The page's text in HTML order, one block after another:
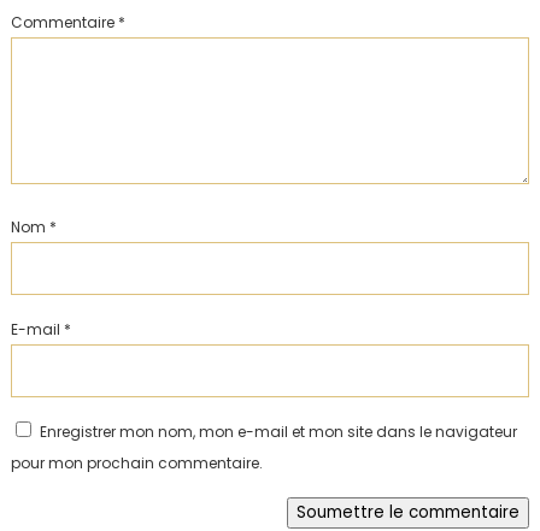
Commentaire *
Nom *
E-mail *
Enregistrer mon nom, mon e-mail et mon site dans le navigateur
pour mon prochain commentaire.
Soumettre le commentaire